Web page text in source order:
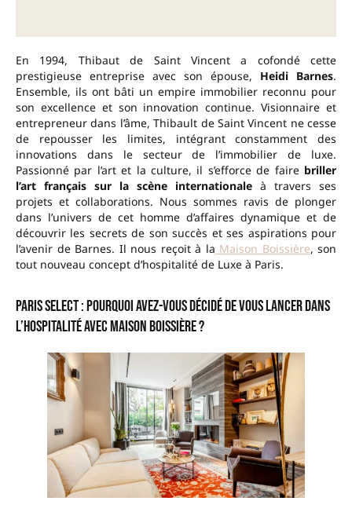
En 1994, Thibaut de Saint Vincent a cofondé cette
prestigieuse entreprise avec son épouse, Heidi Barnes.
Ensemble, ils ont bâti un empire immobilier reconnu pour
son excellence et son innovation continue. Visionnaire et
entrepreneur dans l’âme, Thibault de Saint Vincent ne cesse
de repousser les limites, intégrant constamment des
innovations dans le secteur de l’immobilier de luxe.
Passionné par l’art et la culture, il s’efforce de faire briller
l’art français sur la scène internationale à travers ses
projets et collaborations. Nous sommes ravis de plonger
dans l’univers de cet homme d’affaires dynamique et de
découvrir les secrets de son succès et ses aspirations pour
l’avenir de Barnes. Il nous reçoit à la Maison Boissière, son
tout nouveau concept d’hospitalité de Luxe à Paris.
Paris Select : Pourquoi avez-vous décidé de vous lancer dans
l’hospitalité avec Maison Boissière ?